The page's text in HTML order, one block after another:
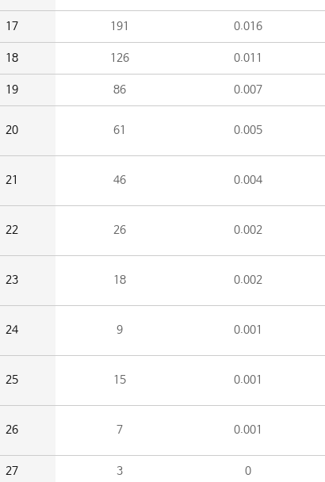
17 191 0.016
18 126 0.011
19 86 0.007
20 61 0.005
21 46 0.004
22 26 0.002
23 18 0.002
24 9 0.001
25 15 0.001
26 7 0.001
27 3 0